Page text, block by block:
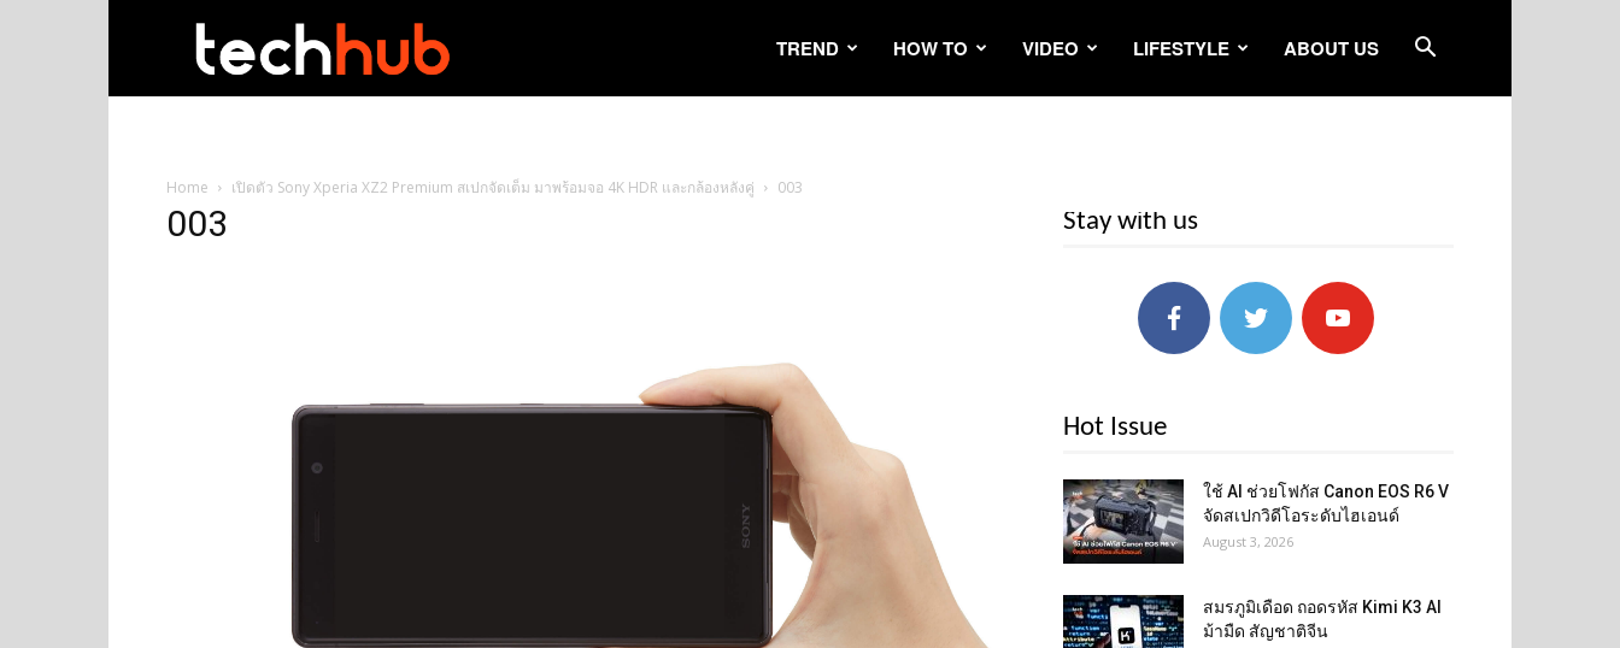
TREND HOW TO VIDEO LIFESTYLE ABOUT US
Home เปิดตัว Sony Xperia XZ2 Premium สเปกจัดเต็ม มาพร้อมจอ 4K HDR และกล้องหลังคู่ 003
003 Stay with us
Hot Issue
ใช้ AI ช่วยโฟกัส Canon EOS R6 V
จัดสเปกวิดีโอระดับไฮเอนด์
August 3, 2026
สมรภูมิเดือด ถอดรหัส Kimi K3 AI
ม้ามืด สัญชาติจีน